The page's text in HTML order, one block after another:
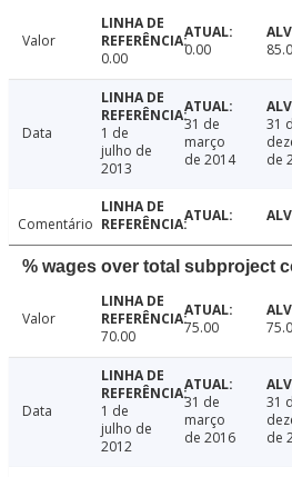
Valor
0.00
0.00
Data
1 de
julho de
2013
31 de
março
de 2014
31
de
Comentário
% wages over total subproject
Valor
70.00
75.00
Data
1 de
julho de
2012
31 de
março
de 2016
31
de